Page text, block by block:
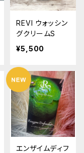
REVI ウォッシン
グクリームS
¥5,500
エンザイムディフ